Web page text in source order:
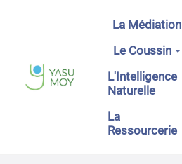
Aller au contenu principal
La Médiation
Le Coussin
L'Intelligence
Naturelle
La
Ressourcerie